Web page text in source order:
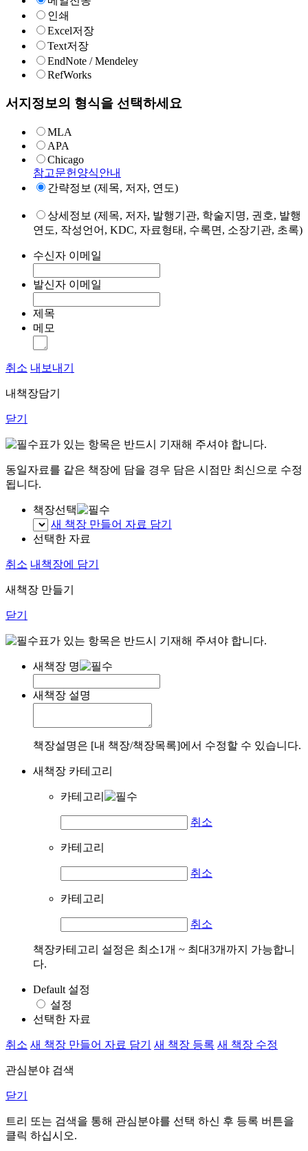
인쇄
Excel저장
Text저장
EndNote / Mendeley
RefWorks
서지정보의 형식을 선택하세요
MLA
APA
Chicago
참고문헌양식안내
간략정보 (제목, 저자, 연도)
상세정보 (제목, 저자, 발행기관, 학술지명, 권호, 발행
연도, 작성언어, KDC, 자료형태, 수록면, 소장기관, 초록)
수신자 이메일
발신자 이메일
제목
메모
취소 내보내기
내책장담기
닫기
표가 있는 항목은 반드시 기재해 주셔야 합니다.
동일자료를 같은 책장에 담을 경우 담은 시점만 최신으로 수정
됩니다.
책장선택
새 책장 만들어 자료 담기
선택한 자료
취소 내책장에 담기
새책장 만들기
닫기
표가 있는 항목은 반드시 기재해 주셔야 합니다.
새책장 명
새책장 설명
책장설명은 [내 책장/책장목록]에서 수정할 수 있습니다.
새책장 카테고리
카테고리
취소
카테고리
취소
카테고리
취소
책장카테고리 설정은 최소1개 ~ 최대3개까지 가능합니
다.
Default 설정
설정
선택한 자료
취소 새 책장 만들어 자료 담기 새 책장 등록 새 책장 수정
관심분야 검색
닫기
트리 또는 검색을 통해 관심분야를 선택 하신 후 등록 버튼을
클릭 하십시오.